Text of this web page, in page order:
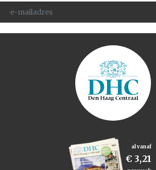
al vanaf
€ 3,21